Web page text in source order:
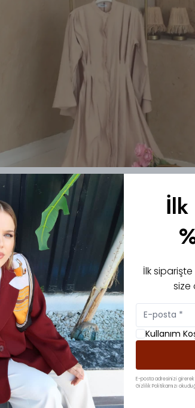
İlk
İlk
size
Kullanım
E-posta adresinizi
Gizlilik Politikamızı